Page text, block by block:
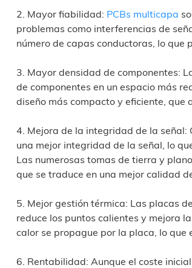
2. Mayor fiabilidad: PCBs multicapa
problemas como interferencias de
número de capas conductoras, lo
3. Mayor densidad de componentes:
de componentes en un espacio más
diseño más compacto y eficiente,
4. Mejora de la integridad de la señal:
una mejor integridad de la señal, lo
Las numerosas tomas de tierra y
que se traduce en una mejor calidad
5. Mejor gestión térmica: Las placas
reduce los puntos calientes y mejora
calor se propague por la placa, lo
6. Rentabilidad: Aunque el coste